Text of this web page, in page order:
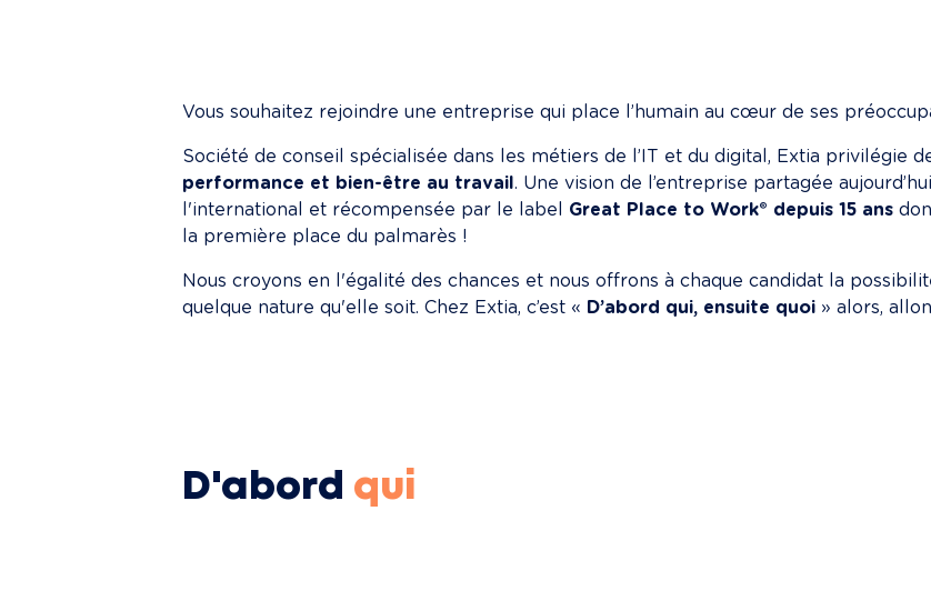
Vous souhaitez rejoindre une entreprise qui place l’humain au cœur de ses
Société de conseil spécialisée dans les métiers de l’IT et du digital, Extia privilégie
performance et bien-être au travail . Une vision de l’entreprise partagée
l'international et récompensée par le label Great Place to Work® depuis 15 ans
la première place du palmarès !
Nous croyons en l'égalité des chances et nous offrons à chaque candidat la
quelque nature qu'elle soit. Chez Extia, c’est « D’abord qui, ensuite quoi » alors,
D'abord qui